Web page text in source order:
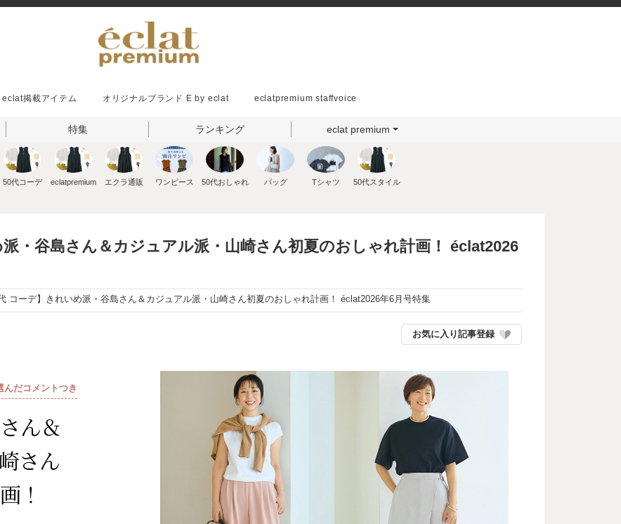
eclat掲載アイテム オリジナルブランド E by eclat eclatpremium staffvoice
特集 ランキング eclat premium
50代コーデ eclatpremium エクラ通販 ワンピース 50代おしゃれ バッグ Tシャツ 50代スタイル
派・谷島さん＆カジュアル派・山崎さん初夏のおしゃれ計画！ éclat2026
代 コーデ】きれいめ派・谷島さん＆カジュアル派・山崎さん初夏のおしゃれ計画！ éclat2026年6月号特集
お気に入り記事登録
んだコメントつき
ん＆
さん
！